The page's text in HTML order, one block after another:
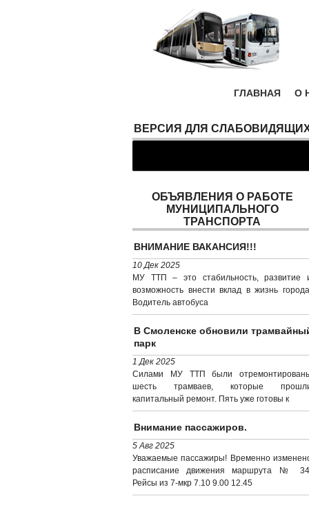
ГЛАВНАЯ О
ВЕРСИЯ ДЛЯ
ОБЪЯВЛЕНИЯ О РАБОТЕ
МУНИЦИПАЛЬНОГО
ТРАНСПОРТА
ВНИМАНИЕ ВАКАНСИЯ!!!
10 Дек 2025
МУ ТТП – это стабильность, развитие
возможность внести вклад в жизнь
Водитель автобуса
В Смоленске обновили
парк
1 Дек 2025
Силами МУ ТТП были
шесть трамваев, которые
капитальный ремонт. Пять уже готовы к
Внимание пассажиров.
5 Авг 2025
Уважаемые пассажиры! Временно
расписание движения маршрута №
Рейсы из 7-мкр 7.10 9.00 12.45